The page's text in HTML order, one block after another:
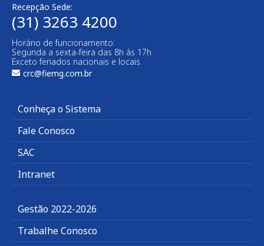
Recepção Sede:
(31) 3263 4200
Horário de funcionamento:
Segunda a sexta-feira das 8h às 17h
Exceto feriados nacionais e locais.
crc@fiemg.com.br
Conheça o Sistema
Fale Conosco
SAC
Intranet
Gestão 2022-2026
Trabalhe Conosco